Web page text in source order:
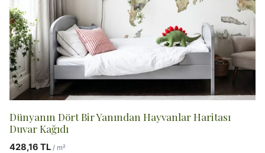
Dünyanın Dört Bir Yanından Hayvanlar Haritası
Duvar Kağıdı
428,16 TL / m²